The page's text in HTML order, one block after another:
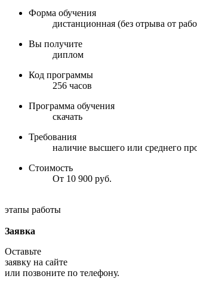
Форма обучения
дистанционная (без отрыва от
Вы получите
диплом
Код программы
256 часов
Программа обучения
скачать
Требования
наличие высшего или среднего
Стоимость
От 10 900 руб.
этапы работы
Заявка
Оставьте
заявку на сайте
или позвоните по телефону.